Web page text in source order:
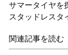
サマータイヤを
スタッドレスタ
関連記事を読む